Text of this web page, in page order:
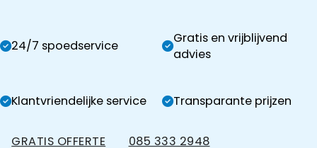
24/7 spoedservice
Gratis en vrijblijvend
advies
Klantvriendelijke service Transparante prijzen
GRATIS OFFERTE 085 333 2948